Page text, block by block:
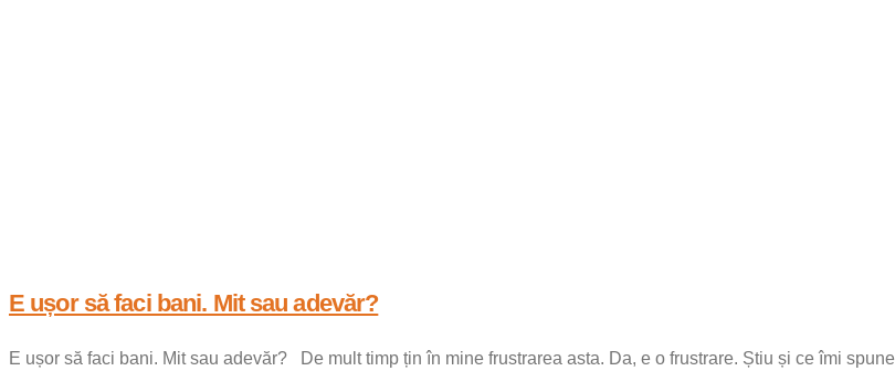
E ușor să faci bani. Mit sau adevăr?
E ușor să faci bani. Mit sau adevăr? De mult timp țin în mine frustrarea asta. Da, e o frustrare. Știu și ce îmi spune